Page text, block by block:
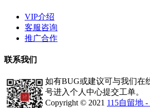
VIP介绍
客服咨询
推广合作
联系我们
如有BUG或建议可与我们在
号进入个人中心提交工单。
Copyright © 2021 115自留地 -